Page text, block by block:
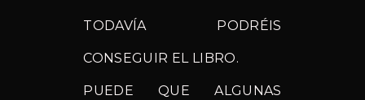
TODAVÍA PODRÉIS
CONSEGUIR EL LIBRO.
PUEDE QUE ALGUNAS